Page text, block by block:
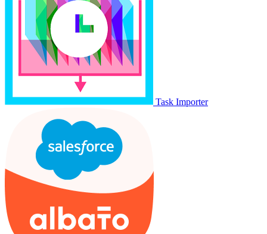
Task Importer